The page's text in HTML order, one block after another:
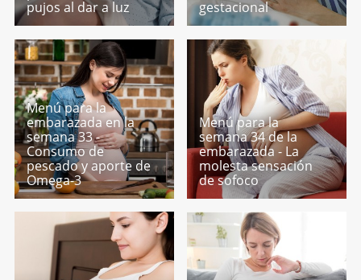
pujos al dar a luz
gestacional
Menú para la
embarazada en la
semana 33 -
Consumo de
pescado y aporte de
Omega-3
Menú para la
semana 34 de la
embarazada - La
molesta sensación
de sofoco